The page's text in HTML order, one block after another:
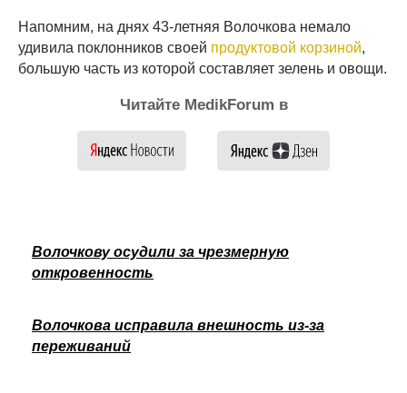
Напомним, на днях 43-летняя Волочкова немало
удивила поклонников своей продуктовой корзиной,
большую часть из которой составляет зелень и овощи.
Читайте MedikForum в
Волочкову осудили за чрезмерную
откровенность
Волочкова исправила внешность из-за
переживаний